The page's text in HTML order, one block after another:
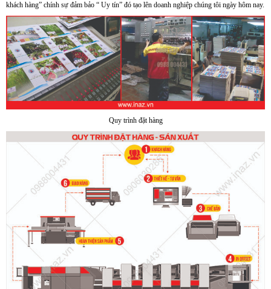
khách hàng” chính sự đảm bảo “ Uy tín” đó tạo lên doanh nghiệp chúng tôi ngày hôm nay.
Quy trình đặt hàng
Sample hanger, Bảng treo mẫu vải